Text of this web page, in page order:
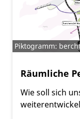
Piktogramm:
Räumliche
Wie soll sich